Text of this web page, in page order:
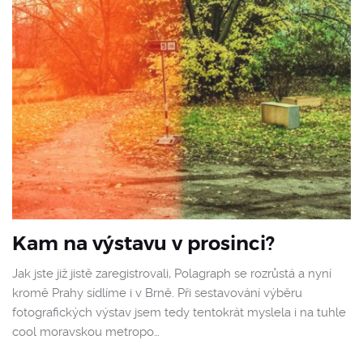
Kam na výstavu v prosinci?
Jak jste již jistě zaregistrovali, Polagraph se rozrůstá a nyní
kromě Prahy sídlíme i v Brně. Při sestavování výběru
fotografických výstav jsem tedy tentokrát myslela i na tuhle
cool moravskou metropo…